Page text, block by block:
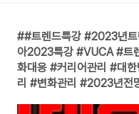
#트렌드특강 #2023년트
아2023특강 #VUCA #트
화대응 #커리어관리 #대
리 #변화관리 #2023년전